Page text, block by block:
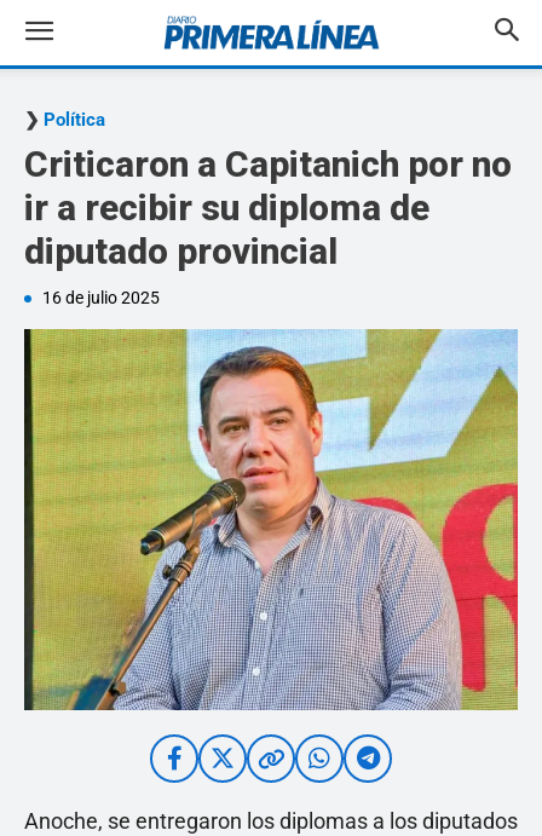
Política
Criticaron a Capitanich por no
ir a recibir su diploma de
diputado provincial
16 de julio 2025
Anoche, se entregaron los diplomas a los diputados